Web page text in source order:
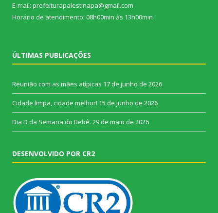
E-mail: prefeiturapalestinapa@gmail.com
Horário de atendimento: 08h00min às 13h00min
ÚLTIMAS PUBLICAÇÕES
Reunião com as mães atípicas 17 de junho de 2026
Cidade limpa, cidade melhor! 15 de junho de 2026
Dia D da Semana do Bebê. 29 de maio de 2026
DESENVOLVIDO POR CR2